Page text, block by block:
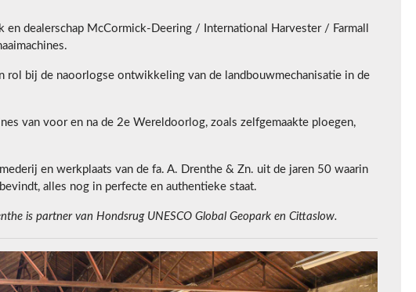
en dealerschap McCormick-Deering / International Harvester / Farmall
rol bij de naoorlogse ontwikkeling van de landbouwmechanisatie in de
van voor en na de 2e Wereldoorlog, zoals zelfgemaakte ploegen,
en werkplaats van de fa. A. Drenthe & Zn. uit de jaren 50 waarin
alles nog in perfecte en authentieke staat.
is partner van Hondsrug UNESCO Global Geopark en Cittaslow.